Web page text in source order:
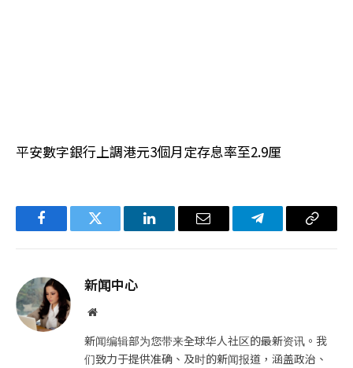
平安數字銀行上調港元3個月定存息率至2.9厘
FacebookTwitter LinkedIn电
Telegram复
新闻中心
网
新闻编辑部为您带来全球华人社区的最新资讯。我
们致力于提供准确、及时的新闻报道，涵盖政治、